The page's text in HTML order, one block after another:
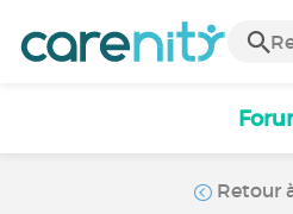
Retour